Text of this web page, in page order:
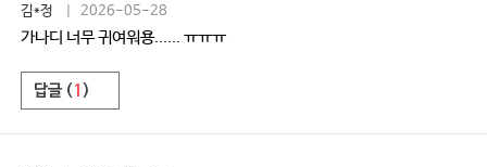
김*정 | 2026-05-28
가나디 너무 귀여워용...... ㅠㅠㅠ
답글 (1 )